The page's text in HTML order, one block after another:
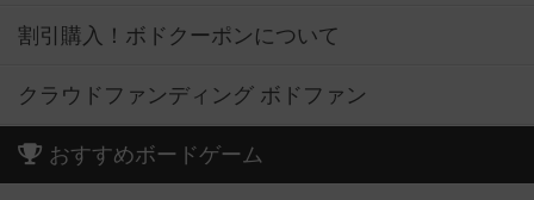
割引購入！ボドクーポンについて
クラウドファンディング ボドファン
おすすめボードゲーム